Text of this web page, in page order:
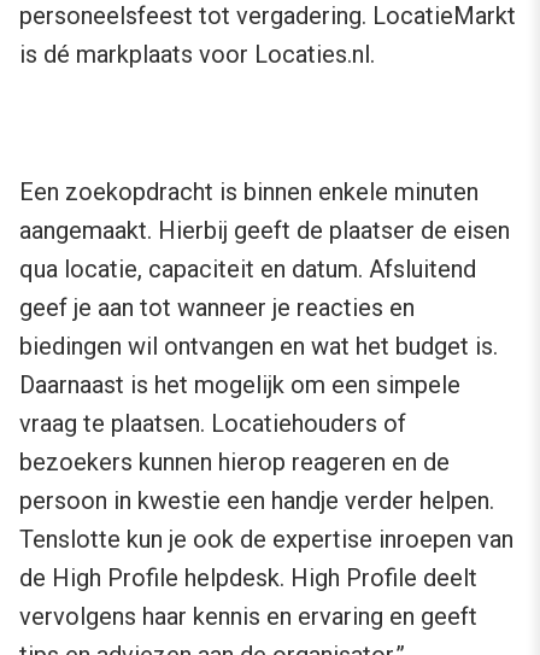
personeelsfeest tot vergadering. LocatieMarkt
is dé markplaats voor Locaties.nl.
Een zoekopdracht is binnen enkele minuten
aangemaakt. Hierbij geeft de plaatser de eisen
qua locatie, capaciteit en datum. Afsluitend
geef je aan tot wanneer je reacties en
biedingen wil ontvangen en wat het budget is.
Daarnaast is het mogelijk om een simpele
vraag te plaatsen. Locatiehouders of
bezoekers kunnen hierop reageren en de
persoon in kwestie een handje verder helpen.
Tenslotte kun je ook de expertise inroepen van
de High Profile helpdesk. High Profile deelt
vervolgens haar kennis en ervaring en geeft